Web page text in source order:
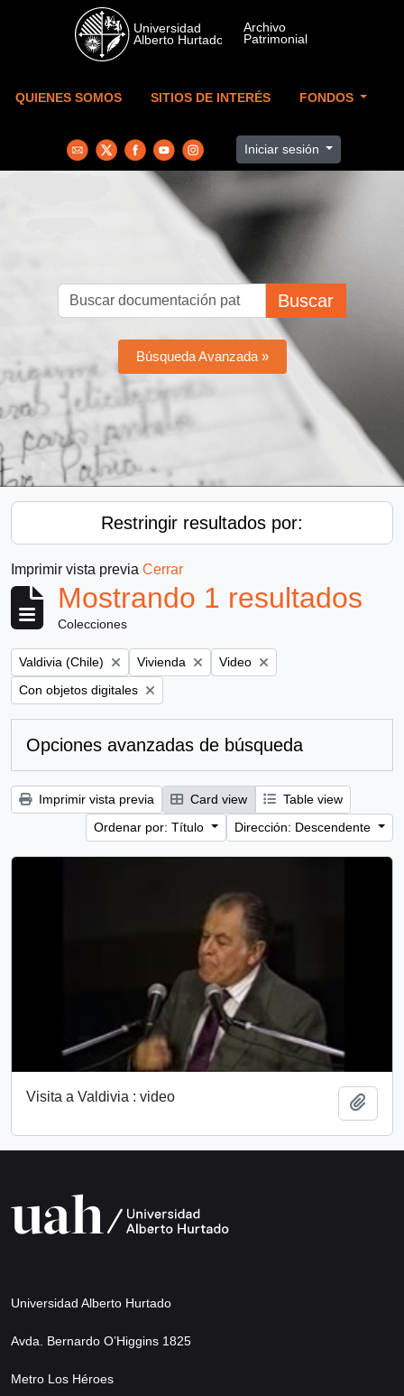
Skip to main content
QUIENES SOMOS SITIOS DE INTERÉS FONDOS
Iniciar sesión
Buscar
Búsqueda Avanzada »
Restringir resultados por:
Imprimir vista previa Cerrar
Mostrando 1 resultados
Colecciones
Remove filter:
Valdivia (Chile) Remove filter:
Vivienda Remove filter:
Video
Remove filter:
Con objetos digitales
Opciones avanzadas de búsqueda
Imprimir vista previa Card view
Table view
Ordenar por: Título
Dirección: Descendente
Visita a Valdivia : video
Universidad Alberto Hurtado
Avda. Bernardo O’Higgins 1825
Metro Los Héroes